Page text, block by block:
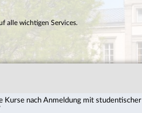
alle wichtigen Services.
Kurse nach Anmeldung mit studentischer